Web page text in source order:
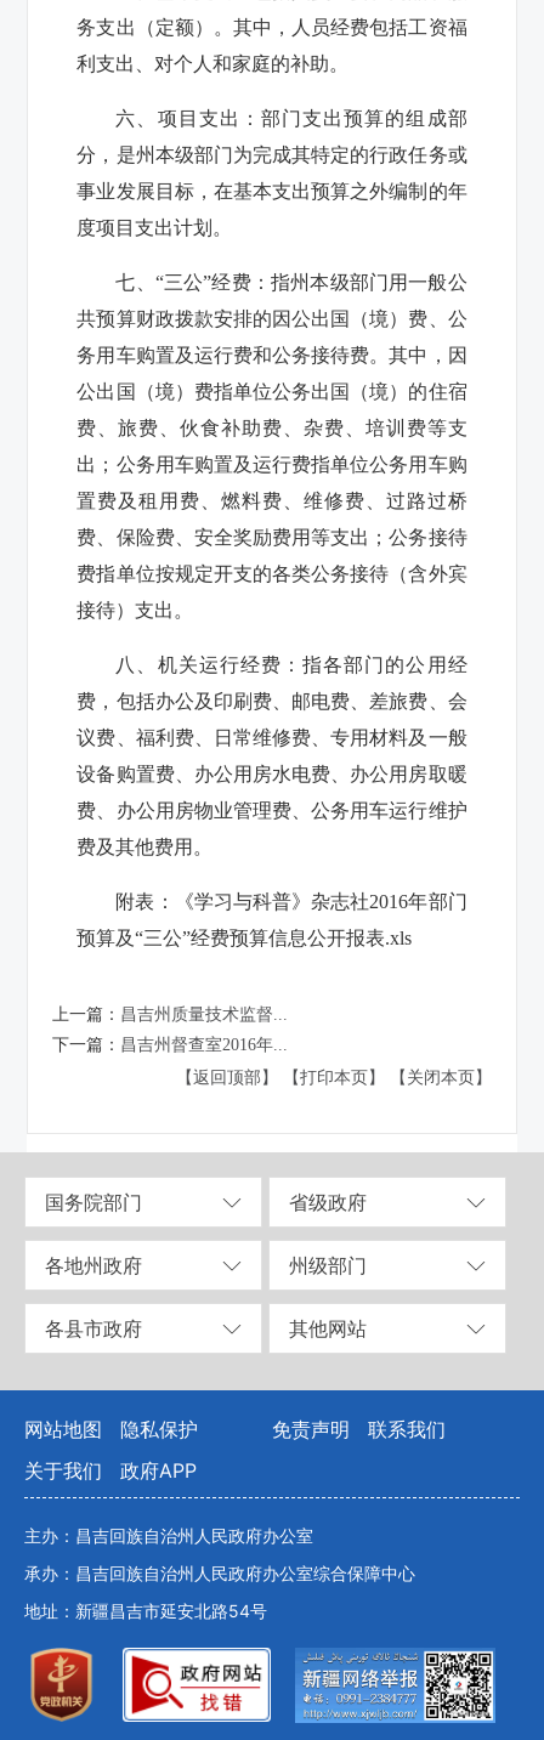
务支出（定额）。其中，人员经费包括工资福
利支出、对个人和家庭的补助。
六、项目支出： 部门支出预算的组成部
分，是州本级部门为完成其特定的行政任务或
事业发展目标，在基本支出预算之外编制的年
度项目支出计划。
七、“三公”经费： 指州本级部门用一般公
共预算财政拨款安排的因公出国（境）费、公
务用车购置及运行费和公务接待费。其中，因
公出国（境）费指单位公务出国（境）的住宿
费、旅费、伙食补助费、杂费、培训费等支
出；公务用车购置及运行费指单位公务用车购
置费及租用费、燃料费、维修费、过路过桥
费、保险费、安全奖励费用等支出；公务接待
费指单位按规定开支的各类公务接待（含外宾
接待）支出。
八、机关运行经费：指各部门的公用经
费，包括办公及印刷费、邮电费、差旅费、会
议费、福利费、日常维修费、专用材料及一般
设备购置费、办公用房水电费、办公用房取暖
费、办公用房物业管理费、公务用车运行维护
费及其他费用。
附表：
《学习与科普》杂志社2016年部门
预算及“三公”经费预算信息公开报表.xls
上一篇： 昌吉州质量技术监督...
下一篇： 昌吉州督查室2016年...
【返回顶部】
【打印本页】 【关闭本页】
国务院部门 省级政府
各地州政府 州级部门
各县市政府 其他网站
网站地图 隐私保护 免责声明
联系我们
关于我们
政府APP
主办：昌吉回族自治州人民政府办公室
承办：昌吉回族自治州人民政府办公室综合保障中心
地址：新疆昌吉市延安北路54号